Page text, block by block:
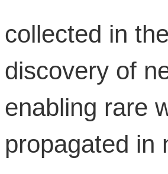
collected in
discovery of
enabling rare
propagated in